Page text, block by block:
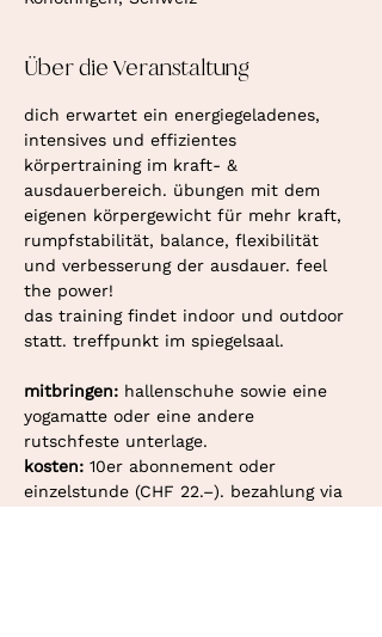
Über die Veranstaltung
dich erwartet ein energiegeladenes,
intensives und effizientes
körpertraining im kraft- &
ausdauerbereich. übungen mit dem
eigenen körpergewicht für mehr kraft,
rumpfstabilität, balance, flexibilität
und verbesserung der ausdauer. feel
the power!
das training findet indoor und outdoor
statt. treffpunkt im spiegelsaal.
mitbringen: hallenschuhe sowie eine
yogamatte oder eine andere
rutschfeste unterlage.
kosten: 10er abonnement oder
einzelstunde (CHF 22.–). bezahlung via